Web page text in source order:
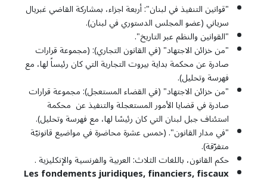
"قوانين التنفيذ في لبنان": أربعة اجزاء، بمشاركة القاضي غبريال
سرياني (عضو المجلس الدستوري في لبنان).
"القوانين والنظم عبر التاريخ".
"من خزائن الاجتهاد" (في القانون التجاري): (مجموعة قرارات
صادرة عن محكمة بداية بيروت التجارية التي كان رئيساً لها، مع
فهرسة وتحليل).
"من خزائن الاجتهاد" (في القضاء المستعجل): مجموعة قرارات
صادرة في قضايا الأمور المستعجلة والتنفيذ عن محكمة
استئناف جبل لبنان التي كان رئيسًا لها، مع فهرسة وتحليل).
"في مدار القانون". (خمس عشرة محاضرة في مواضيع قانونيّة
متفرّقة).
حكم القانون، باللغات الثلاث: العربية والفرنسية والإنكليزية .
Les fondements juridiques, financiers, fiscaux